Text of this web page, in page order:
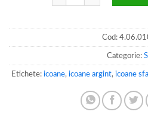
Cod:
Categorie:
Etichete: icoane, icoane argint, icoane